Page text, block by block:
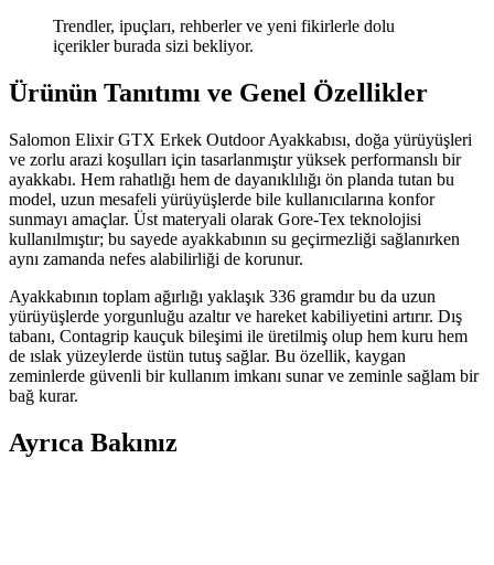
Trendler, ipuçları, rehberler ve yeni fikirlerle dolu
içerikler burada sizi bekliyor.
Ürünün Tanıtımı ve Genel Özellikler
Salomon Elixir GTX Erkek Outdoor Ayakkabısı, doğa yürüyüşleri
ve zorlu arazi koşulları için tasarlanmıştır yüksek performanslı bir
ayakkabı. Hem rahatlığı hem de dayanıklılığı ön planda tutan bu
model, uzun mesafeli yürüyüşlerde bile kullanıcılarına konfor
sunmayı amaçlar. Üst materyali olarak Gore-Tex teknolojisi
kullanılmıştır; bu sayede ayakkabının su geçirmezliği sağlanırken
aynı zamanda nefes alabilirliği de korunur.
Ayakkabının toplam ağırlığı yaklaşık 336 gramdır bu da uzun
yürüyüşlerde yorgunluğu azaltır ve hareket kabiliyetini artırır. Dış
tabanı, Contagrip kauçuk bileşimi ile üretilmiş olup hem kuru hem
de ıslak yüzeylerde üstün tutuş sağlar. Bu özellik, kaygan
zeminlerde güvenli bir kullanım imkanı sunar ve zeminle sağlam bir
bağ kurar.
Ayrıca Bakınız